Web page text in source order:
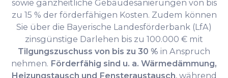
sowie ganzheitliche Gebäudesanierungen von bis
zu 15 % der förderfähigen Kosten. Zudem können
Sie über die Bayerische Landesförderbank (LfA)
zinsgünstige Darlehen bis zu 100.000 € mit
Tilgungszuschuss von bis zu 30 % in Anspruch
nehmen. Förderfähig sind u. a. Wärmedämmung,
Heizungstausch und Fensteraustausch, während